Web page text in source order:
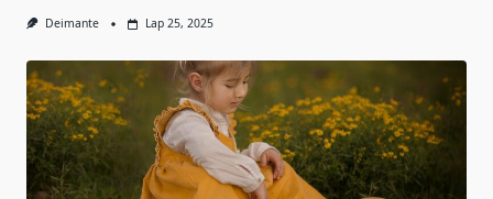
Deimante Lap 25, 2025